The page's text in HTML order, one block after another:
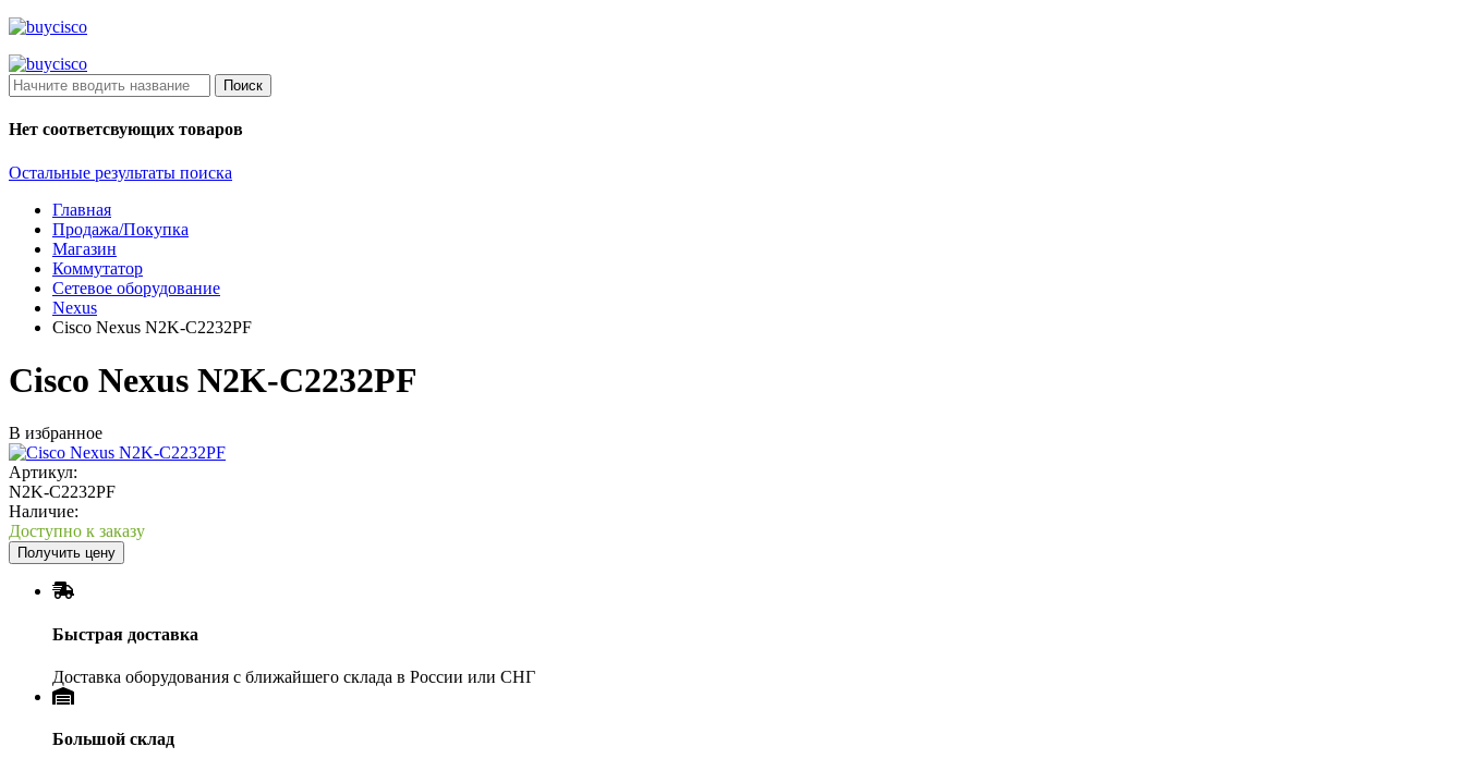
Поиск
Нет соответсвующих товаров
Остальные результаты поиска
Главная
Продажа/Покупка
Магазин
Коммутатор
Сетевое оборудование
Nexus
Cisco Nexus N2K-C2232PF
Cisco Nexus N2K-C2232PF
В избранное
Артикул:
N2K-C2232PF
Наличие:
Доступно к заказу
Получить цену
Быстрая доставка
Доставка оборудования с ближайшего склада в России или СНГ
Большой склад